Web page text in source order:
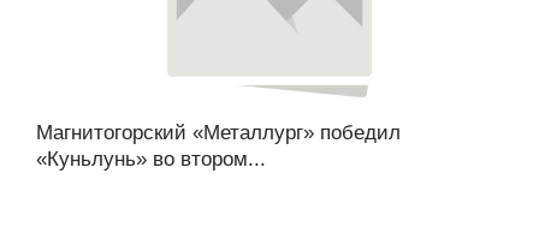
Магнитогорский «Металлург» победил
«Куньлунь» во втором...